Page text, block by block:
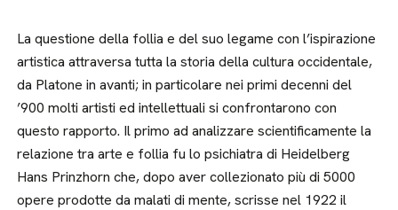
La questione della follia e del suo legame con l’ispirazione
artistica attraversa tutta la storia della cultura occidentale,
da Platone in avanti; in particolare nei primi decenni del
’900 molti artisti ed intellettuali si confrontarono con
questo rapporto. Il primo ad analizzare scientificamente la
relazione tra arte e follia fu lo psichiatra di Heidelberg
Hans Prinzhorn che, dopo aver collezionato più di 5000
opere prodotte da malati di mente, scrisse nel 1922 il